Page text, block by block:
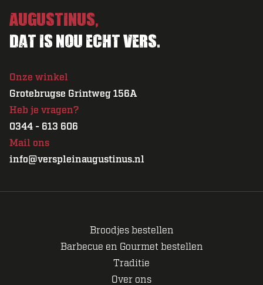
Augustinus,
Dat is nou echt vers.
Onze winkel
Grotebrugse Grintweg 156A
Heb je vragen?
0344 - 613 606
Mail ons
info@verspleinaugustinus.nl
Broodjes bestellen
Barbecue en Gourmet bestellen
Traditie
Over ons